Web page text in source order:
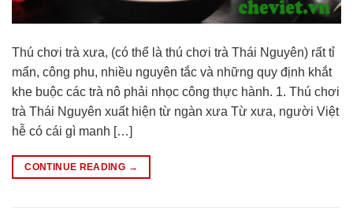
Thú chơi trà xưa, (có thể là thú chơi trà Thái Nguyên) rất tỉ
mẩn, công phu, nhiều nguyên tắc và những quy định khắt
khe buộc các trà nô phải nhọc công thực hành. 1. Thú chơi
trà Thái Nguyên xuất hiện từ ngàn xưa Từ xưa, người Việt
hễ có cái gì manh […]
CONTINUE READING →